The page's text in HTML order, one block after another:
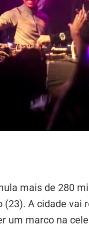
mais de 280
A cidade vai
um marco na